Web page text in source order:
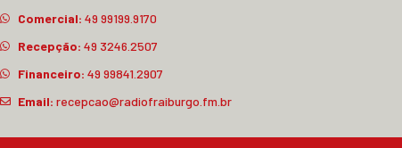
Comercial: 49 99199.9170
Recepção: 49 3246.2507
Financeiro: 49 99841.2907
Email: recepcao@radiofraiburgo.fm.br